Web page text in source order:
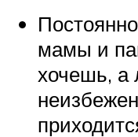
мамы и
хочешь, а